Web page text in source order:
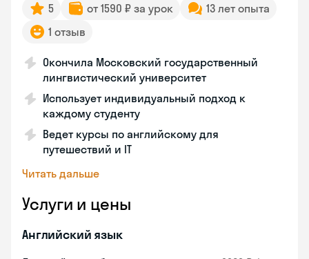
5 от 1590 ₽ за урок
13 лет опыта
1 отзыв
Окончила Московский государственный
лингвистический университет
Использует индивидуальный подход к
каждому студенту
Ведет курсы по английскому для
путешествий и IT
Читать дальше
Услуги и цены
Английский язык